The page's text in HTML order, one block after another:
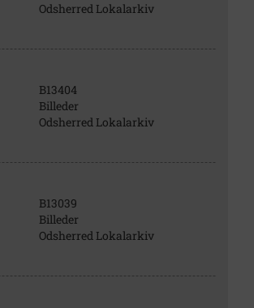
Odsherred Lokalarkiv
B13404
Billeder
Odsherred Lokalarkiv
B13039
Billeder
Odsherred Lokalarkiv